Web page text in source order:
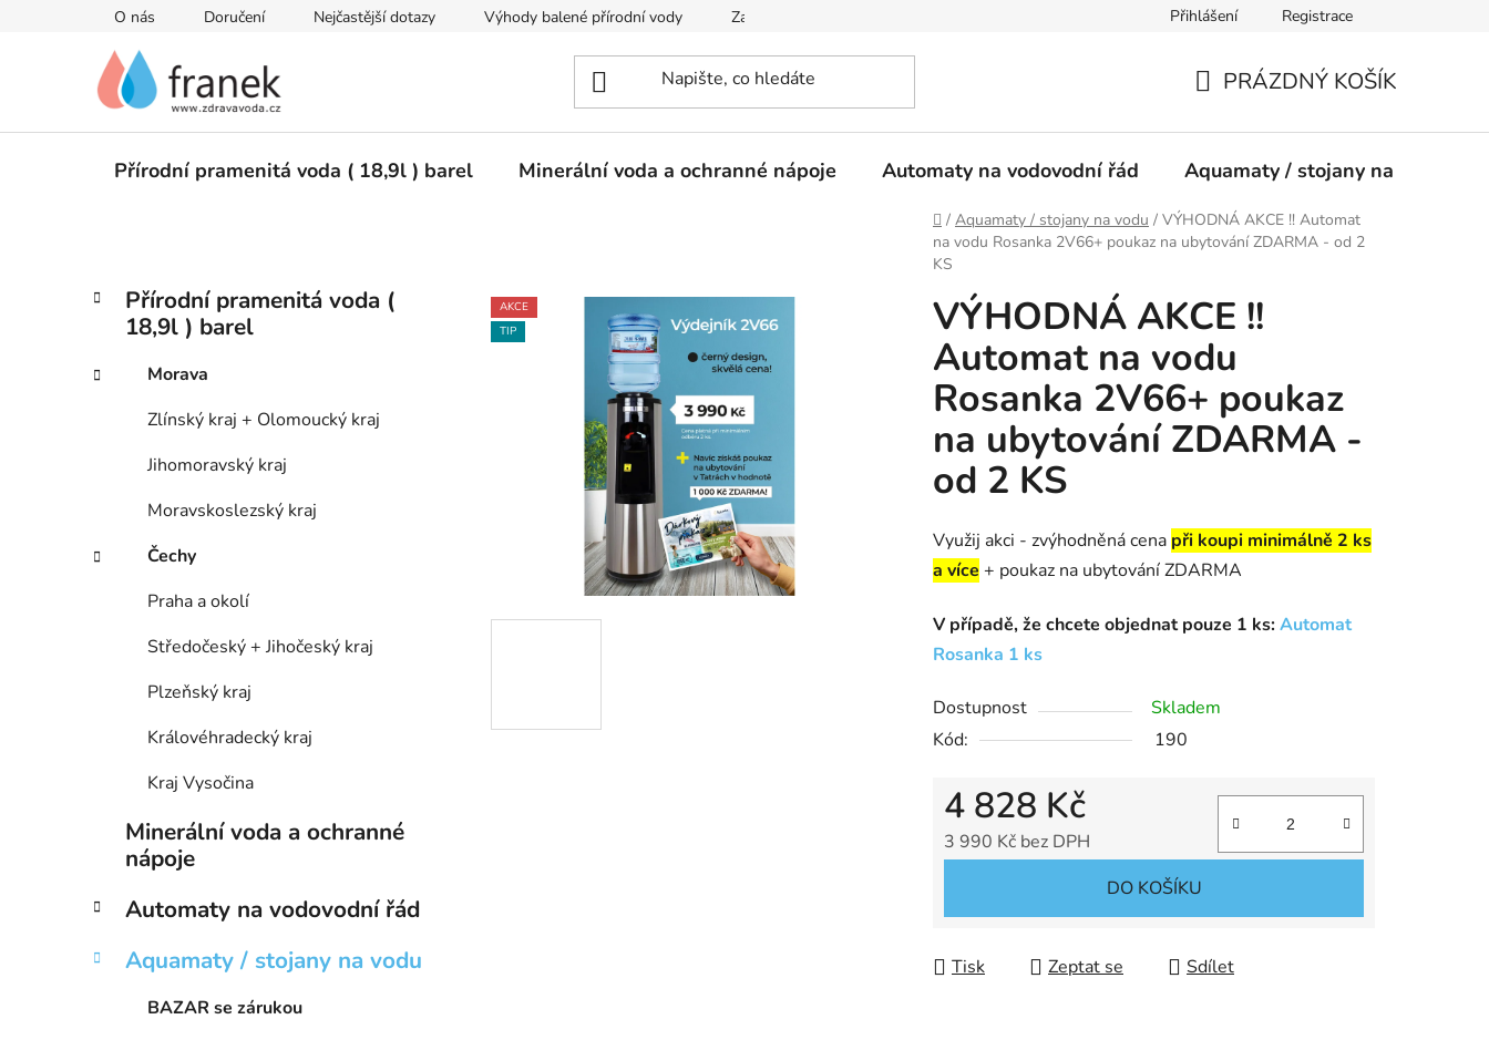
O nás Doručení Nejčastější dotazy Výhody balené přírodní vody Zaregistrujte se Přihlášení Registrace
KOŠÍK
PRÁZDNÝ KOŠÍK
Přírodní pramenitá voda ( 18,9l ) barel Minerální voda a ochranné nápoje Automaty na vodovodní řád Aquamaty / stojany na vodu
Domů
/ Aquamaty / stojany na vodu / VÝHODNÁ AKCE !! Automat
na vodu Rosanka 2V66+ poukaz na ubytování ZDARMA - od 2
KS
P
t
p
Přeskočit
kategorie
K
a
g
Přírodní pramenitá voda (
18,9l ) barel
Morava
Zlínský kraj + Olomoucký kraj
Jihomoravský kraj
Moravskoslezský kraj
Čechy
Praha a okolí
Středočeský + Jihočeský kraj
Plzeňský kraj
Královéhradecký kraj
Kraj Vysočina
Minerální voda a ochranné
nápoje
Automaty na vodovodní řád
Aquamaty / stojany na vodu
BAZAR se zárukou
VÝHODNÁ AKCE !!
Automat na vodu
Rosanka 2V66+ poukaz
na ubytování ZDARMA -
od 2 KS
Využij akci - zvýhodněná cena při koupi minimálně 2 ks
a více + poukaz na ubytování ZDARMA
V případě, že chcete objednat pouze 1 ks:Automat
Rosanka 1 ks
Dostupnost
Skladem
Kód:
190
4 828 Kč
3 990 Kč bez DPH
DO KOŠÍKU
Tisk Zeptat se Sdílet
AKCE
TIP